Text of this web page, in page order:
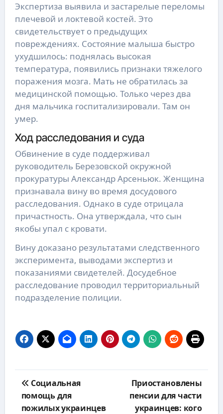
Экспертиза выявила и застарелые переломы
плечевой и локтевой костей. Это
свидетельствует о предыдущих
повреждениях. Состояние малыша быстро
ухудшилось: поднялась высокая
температура, появились признаки тяжелого
поражения мозга. Мать не обратилась за
медицинской помощью. Только через два
дня мальчика госпитализировали. Там он
умер.
Ход расследования и суда
Обвинение в суде поддерживал
руководитель Березовской окружной
прокуратуры Александр Арсеньюк. Женщина
признавала вину во время досудового
расследования. Однако в суде отрицала
причастность. Она утверждала, что сын
якобы упал с кровати.
Вину доказано результатами следственного
эксперимента, выводами экспертиз и
показаниями свидетелей. Досудебное
расследование проводил территориальный
подразделение полиции.
по
записям
Социальная
помощь для
пожилых украинцев
Приостановлены
пенсии для части
украинцев: кого